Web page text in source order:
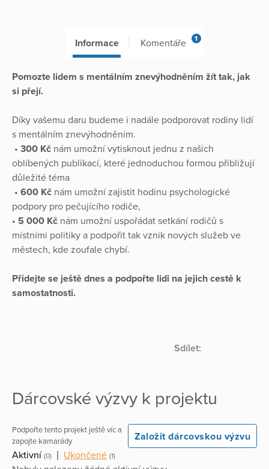
Informace Komentáře 1
Pomozte lidem s mentálním znevýhodněním žít tak, jak
si přejí.
Díky vašemu daru budeme i nadále podporovat rodiny lidí
s mentálním znevýhodněním.
• 300 Kč nám umožní vytisknout jednu z našich
oblíbených publikací, které jednoduchou formou přibližují
důležité téma
• 600 Kč nám umožní zajistit hodinu psychologické
podpory pro pečujícího rodiče,
• 5 000 Kč nám umožní uspořádat setkání rodičů s
místními politiky a podpořit tak vznik nových služeb ve
městech, kde zoufale chybí.
Přidejte se ještě dnes a podpořte lidi na jejich cestě k
samostatnosti.
Sdílet:
Dárcovské výzvy k projektu
Podpořte tento projekt ještě víc a
zapojte kamarády
Založit dárcovskou výzvu
Aktivní (0) Ukončené (1)